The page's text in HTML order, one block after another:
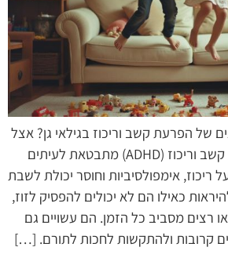
של הפרעת קשב וריכוז בגילאי גן? אצל
ילדים צעירים, הפרעת קשב וריכוז (ADHD) מתבטאת לעיתים
ריכוז, אימפולסיביות וחוסר יכולת לשבת
כאילו הם לא יכולים להפסיק לזוז,
רצים מסביב כל הזמן. הם עשויים גם
קרובות ולהתקשות לחכות לתורם. […]